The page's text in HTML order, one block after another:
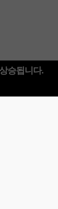
승됩니다.